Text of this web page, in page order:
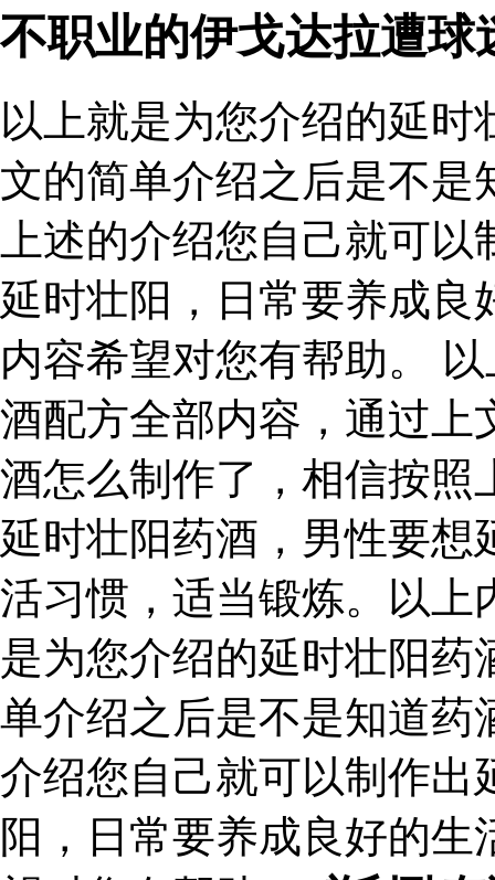
不职业的伊戈达拉遭球
以上就是为您介绍的延
文的简单介绍之后是不是
上述的介绍您自己就可
延时壮阳，日常要养成良
内容希望对您有帮助。
酒配方全部内容，通过上
酒怎么制作了，相信按照
延时壮阳药酒，男性要想
活习惯，适当锻炼。以上
是为您介绍的延时壮阳
单介绍之后是不是知道药
介绍您自己就可以制作出
阳，日常要养成良好的